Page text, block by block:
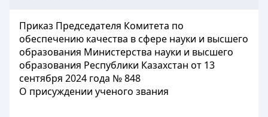
Приказ Председателя Комитета по
обеспечению качества в сфере науки и высшего
образования Министерства науки и высшего
образования Республики Казахстан от 13
сентября 2024 года № 848
О присуждении ученого звания